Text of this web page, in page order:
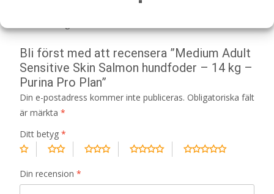
Bli först med att recensera ”Medium Adult
Sensitive Skin Salmon hundfoder – 14 kg –
Purina Pro Plan”
Din e-postadress kommer inte publiceras. Obligatoriska fält
är märkta *
Ditt betyg *
Din recension *